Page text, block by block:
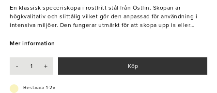
En klassisk speceriskopa i rostfritt stål från Östlin. Skopan är
högkvalitativ och slittålig vilket gör den anpassad för användning i
intensiva miljöer. Den fungerar utmärkt för att skopa upp is eller
mycket hygienisk och enkel att rengöra. Ett oumbärligt verktyg i alla
- Hög kvalitet
Mer information
- + Köp
Best.vara 1-2v